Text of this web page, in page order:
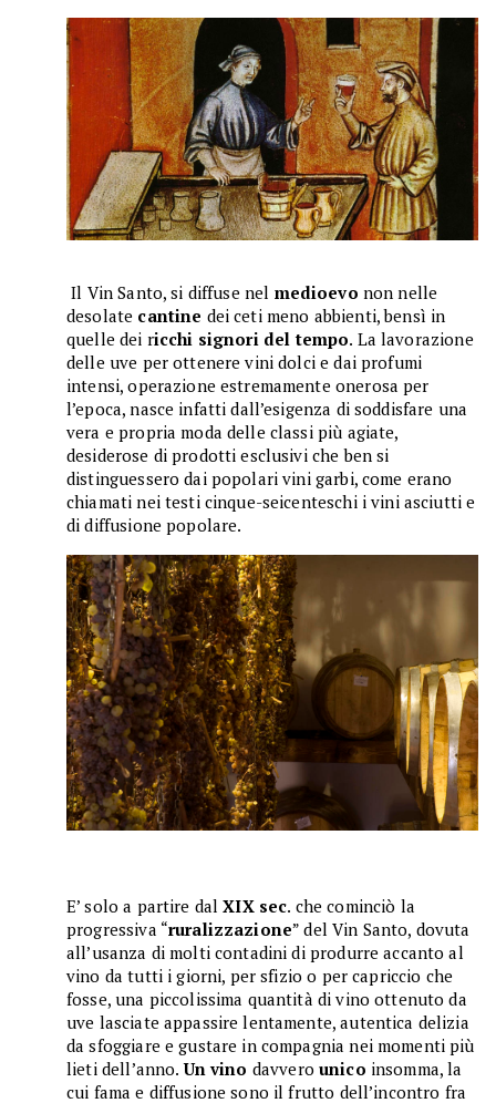
Il Vin Santo, si diffuse nel medioevo non nelle
desolate cantine dei ceti meno abbienti, bensì in
quelle dei ricchi signori del tempo. La lavorazione
delle uve per ottenere vini dolci e dai profumi
intensi, operazione estremamente onerosa per
l’epoca, nasce infatti dall’esigenza di soddisfare una
vera e propria moda delle classi più agiate,
desiderose di prodotti esclusivi che ben si
distinguessero dai popolari vini garbi, come erano
chiamati nei testi cinque-seicenteschi i vini asciutti e
di diffusione popolare.
E’ solo a partire dal XIX sec. che cominciò la
progressiva “ruralizzazione” del Vin Santo, dovuta
all’usanza di molti contadini di produrre accanto al
vino da tutti i giorni, per sfizio o per capriccio che
fosse, una piccolissima quantità di vino ottenuto da
uve lasciate appassire lentamente, autentica delizia
da sfoggiare e gustare in compagnia nei momenti più
lieti dell’anno.Un vino davvero unico insomma, la
cui fama e diffusione sono il frutto dell’incontro fra